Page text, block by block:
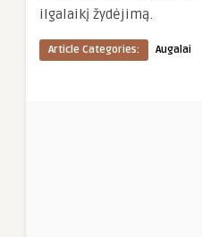
ilgalaikį žydėjimą.
Article Categories: Augalai